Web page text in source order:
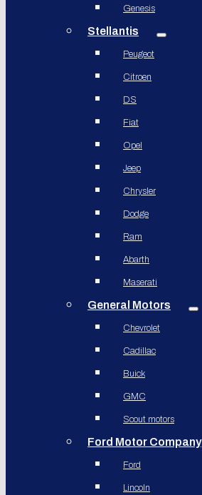
Genesis
Stellantis
Peugeot
Citroen
DS
Fiat
Opel
Jeep
Chrysler
Dodge
Ram
Abarth
Maserati
General Motors
Chevrolet
Cadillac
Buick
GMC
Scout motors
Ford Motor Company
Ford
Lincoln